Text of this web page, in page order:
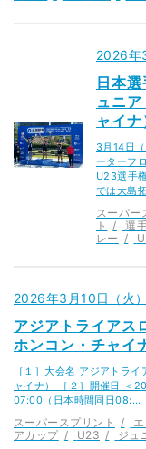
2026年
日本
ュニ
ャイ
3月14日
ーターフ
U23選手
では大島
スーパー
ト
選
レー
2026年3月10日（火）
アジアトライア
ホンコン・チャイ
［１］大会名 アジアトラ
ャイナ） ［２］開催日 ＜
07:00（日本時間同日08:…
スーパースプリント
アカップ
U23 ジュ